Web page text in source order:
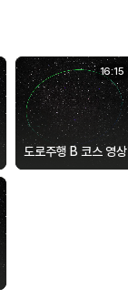
16:15
도로주행 B 코스 영상